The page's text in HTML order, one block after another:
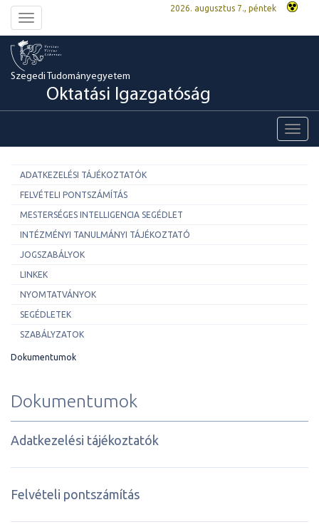
Toggle
navigation
2026. augusztus 7., péntek
Szegedi Tudományegyetem
Oktatási Igazgatóság
ADATKEZELÉSI TÁJÉKOZTATÓK
FELVÉTELI PONTSZÁMÍTÁS
MESTERSÉGES INTELLIGENCIA SEGÉDLET
INTÉZMÉNYI TANULMÁNYI TÁJÉKOZTATÓ
JOGSZABÁLYOK
LINKEK
NYOMTATVÁNYOK
SEGÉDLETEK
SZABÁLYZATOK
Dokumentumok
Dokumentumok
Adatkezelési tájékoztatók
Felvételi pontszámítás